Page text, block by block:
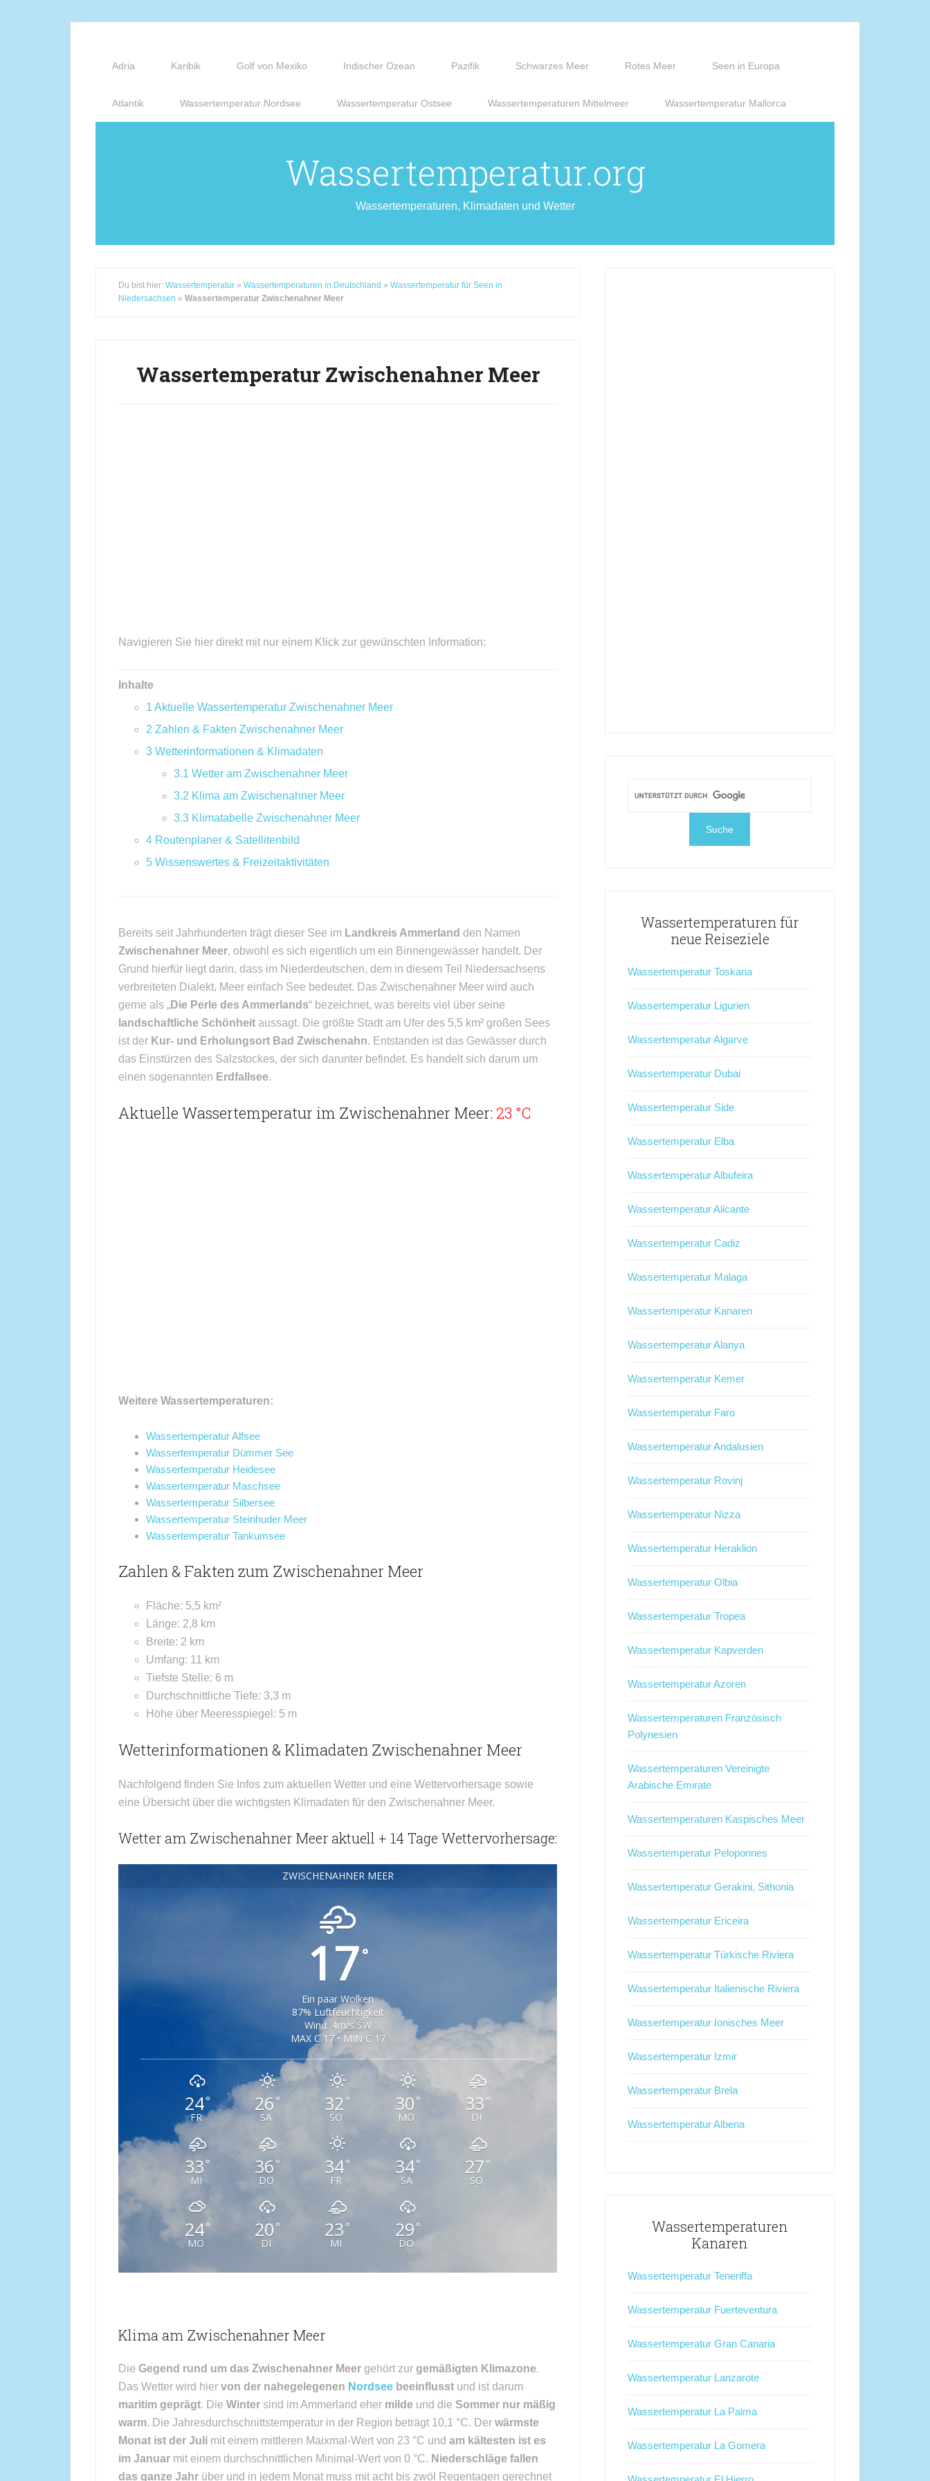
Adria Karibik Golf von Mexiko Indischer Ozean Pazifik Schwarzes Meer Rotes Meer Seen in Europa
Atlantik Wassertemperatur Nordsee Wassertemperatur Ostsee Wassertemperaturen Mittelmeer Wassertemperatur Mallorca
Wassertemperatur.org
Wassertemperaturen, Klimadaten und Wetter
Du bist hier: Wassertemperatur » Wassertemperaturen in Deutschland » Wassertemperatur für Seen in
Niedersachsen » Wassertemperatur Zwischenahner Meer
Wassertemperatur Zwischenahner Meer
Navigieren Sie hier direkt mit nur einem Klick zur gewünschten Information:
Inhalte
1 Aktuelle Wassertemperatur Zwischenahner Meer
2 Zahlen & Fakten Zwischenahner Meer
3 Wetterinformationen & Klimadaten
3.1 Wetter am Zwischenahner Meer
3.2 Klima am Zwischenahner Meer
3.3 Klimatabelle Zwischenahner Meer
4 Routenplaner & Satellitenbild
5 Wissenswertes & Freizeitaktivitäten
Bereits seit Jahrhunderten trägt dieser See im Landkreis Ammerland den Namen
Zwischenahner Meer, obwohl es sich eigentlich um ein Binnengewässer handelt. Der
Grund hierfür liegt darin, dass im Niederdeutschen, dem in diesem Teil Niedersachsens
verbreiteten Dialekt, Meer einfach See bedeutet. Das Zwischenahner Meer wird auch
gerne als „Die Perle des Ammerlands“ bezeichnet, was bereits viel über seine
landschaftliche Schönheit aussagt. Die größte Stadt am Ufer des 5,5 km² großen Sees
ist der Kur- und Erholungsort Bad Zwischenahn. Entstanden ist das Gewässer durch
das Einstürzen des Salzstockes, der sich darunter befindet. Es handelt sich darum um
einen sogenannten Erdfallsee.
Aktuelle Wassertemperatur im Zwischenahner Meer: 23 °C
Weitere Wassertemperaturen:
Wassertemperatur Alfsee
Wassertemperatur Dümmer See
Wassertemperatur Heidesee
Wassertemperatur Maschsee
Wassertemperatur Silbersee
Wassertemperatur Steinhuder Meer
Wassertemperatur Tankumsee
Zahlen & Fakten zum Zwischenahner Meer
Fläche: 5,5 km²
Länge: 2,8 km
Breite: 2 km
Umfang: 11 km
Tiefste Stelle: 6 m
Durchschnittliche Tiefe: 3,3 m
Höhe über Meeresspiegel: 5 m
Wetterinformationen & Klimadaten Zwischenahner Meer
Nachfolgend finden Sie Infos zum aktuellen Wetter und eine Wettervorhersage sowie
eine Übersicht über die wichtigsten Klimadaten für den Zwischenahner Meer.
Wetter am Zwischenahner Meer aktuell + 14 Tage Wettervorhersage:
ZWISCHENAHNER MEER
17°
Ein paar Wolken
87% Luftfeuchtigkeit
Wind: 4m/s SW
MAX C 17 • MIN C 17
24°
FR
26 °
SA
32 °
SO
30 °
MO
33 °
DI
33 °
MI
36 °
DO
34°
FR
34°
SA
27 °
SO
24°
MO
20 °
DI
23 °
MI
29 °
DO
Klima am Zwischenahner Meer
Die Gegend rund um das Zwischenahner Meer gehört zur gemäßigten Klimazone.
Das Wetter wird hier von der nahegelegenen Nordsee beeinflusst und ist darum
maritim geprägt. Die Winter sind im Ammerland eher milde und die Sommer nur mäßig
warm. Die Jahresdurchschnittstemperatur in der Region beträgt 10,1 °C. Der wärmste
Monat ist der Juli mit einem mittleren Maixmal-Wert von 23 °C und am kältesten ist es
im Januar mit einem durchschnittlichen Minimal-Wert von 0 °C. Niederschläge fallen
das ganze Jahr über und in jedem Monat muss mit acht bis zwöl Regentagen gerechnet
Wassertemperaturen für
neue Reiseziele
Wassertemperatur Toskana
Wassertemperatur Ligurien
Wassertemperatur Algarve
Wassertemperatur Dubai
Wassertemperatur Side
Wassertemperatur Elba
Wassertemperatur Albufeira
Wassertemperatur Alicante
Wassertemperatur Cadiz
Wassertemperatur Malaga
Wassertemperatur Kanaren
Wassertemperatur Alanya
Wassertemperatur Kemer
Wassertemperatur Faro
Wassertemperatur Andalusien
Wassertemperatur Rovinj
Wassertemperatur Nizza
Wassertemperatur Heraklion
Wassertemperatur Olbia
Wassertemperatur Tropea
Wassertemperatur Kapverden
Wassertemperatur Azoren
Wassertemperaturen Französisch
Polynesien
Wassertemperaturen Vereinigte
Arabische Emirate
Wassertemperaturen Kaspisches Meer
Wassertemperatur Peloponnes
Wassertemperatur Gerakini, Sithonia
Wassertemperatur Ericeira
Wassertemperatur Türkische Riviera
Wassertemperatur Italienische Riviera
Wassertemperatur Ionisches Meer
Wassertemperatur Izmir
Wassertemperatur Brela
Wassertemperatur Albena
Wassertemperaturen
Kanaren
Wassertemperatur Teneriffa
Wassertemperatur Fuerteventura
Wassertemperatur Gran Canaria
Wassertemperatur Lanzarote
Wassertemperatur La Palma
Wassertemperatur La Gomera